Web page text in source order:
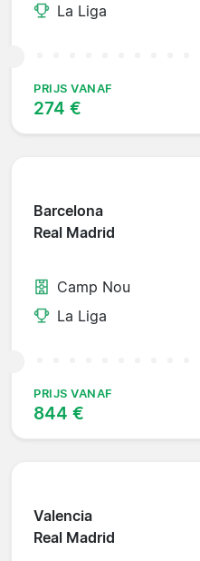
La Liga
PRIJS VANAF
274 €
Barcelona
Real Madrid
Camp Nou
La Liga
PRIJS VANAF
844 €
Valencia
Real Madrid